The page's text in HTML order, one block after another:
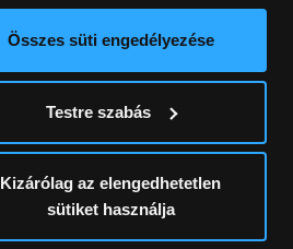
Összes süti engedélyezése
Testre szabás
Kizárólag az elengedhetetlen
sütiket használja